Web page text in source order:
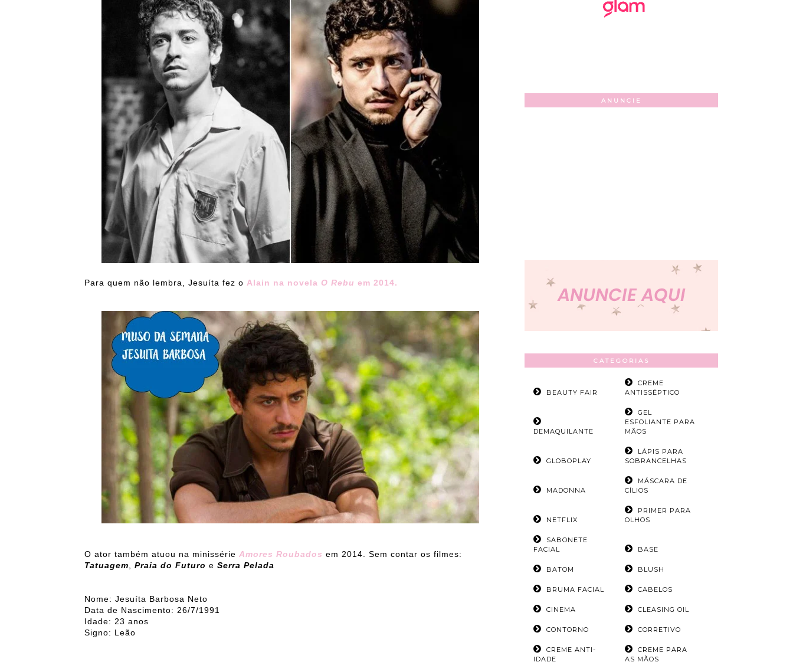
Para quem não lembra, Jesuíta fez o Alain na novela O Rebu em 2014.
O ator também atuou na minissérie Amores Roubados em 2014. Sem contar os filmes:
Tatuagem
Praia do Futuro e Serra Pelada
Nome: Jesuíta Barbosa Neto
Data de Nascimento: 26/7/1991
Idade: 23 anos
Signo: Leão
ANUNCIE
CATEGORIAS
BEAUTY FAIR
CREME
ANTISSÉPTICO
DEMAQUILANTE
GEL
ESFOLIANTE PARA
MÃOS
GLOBOPLAY
LÁPIS PARA
SOBRANCELHAS
MADONNA
MÁSCARA DE
CÍLIOS
NETFLIX
PRIMER PARA
OLHOS
SABONETE
FACIAL
BASE
BATOM BLUSH
BRUMA FACIAL CABELOS
CINEMA CLEASING OIL
CONTORNO CORRETIVO
CREME ANTI-
IDADE
CREME PARA
AS MÃOS